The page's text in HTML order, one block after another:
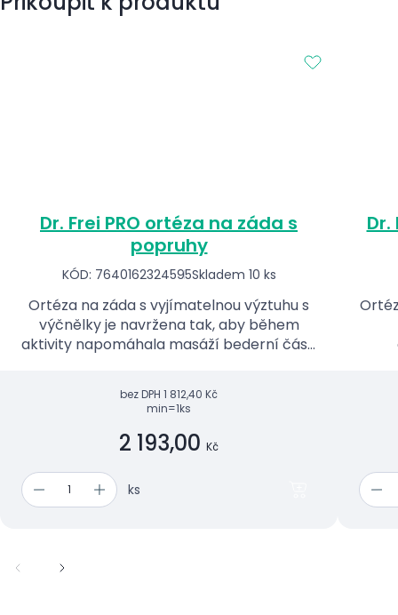
Dr. Frei PRO ortéza na záda s
popruhy
KÓD: 7640162324595Skladem 10 ks
Ortéza na záda s vyjímatelnou výztuhu s
výčnělky je navržena tak, aby během
aktivity napomáhala masáží bederní části
bez DPH 1 812,40 Kč
min=1ks
2 193,00 Kč
ks